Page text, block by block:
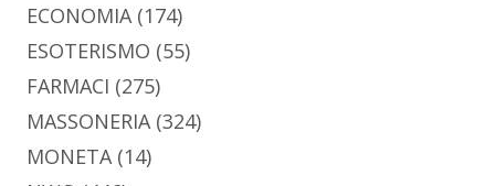
ECONOMIA (174)
ESOTERISMO (55)
FARMACI (275)
MASSONERIA (324)
MONETA (14)